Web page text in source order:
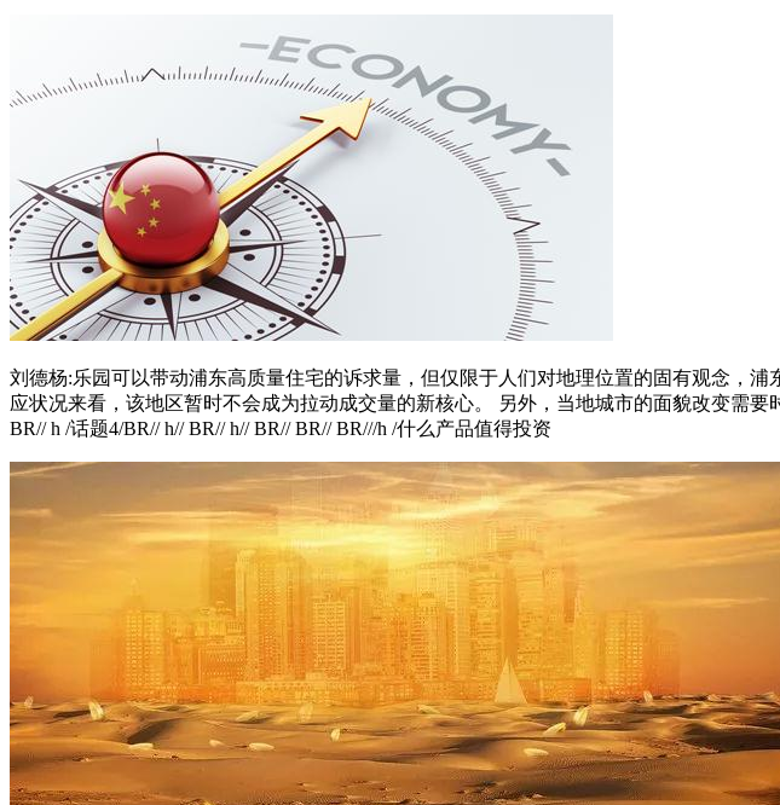
刘德杨:乐园可以带动浦东高质量住宅的诉求量，但仅限于人们对地理位置的固有观念，
应状况来看，该地区暂时不会成为拉动成交量的新核心。 另外，当地城市的面貌改变需
BR// h /话题4/BR// h// BR// h// BR// BR// BR///h /什么产品值得投资